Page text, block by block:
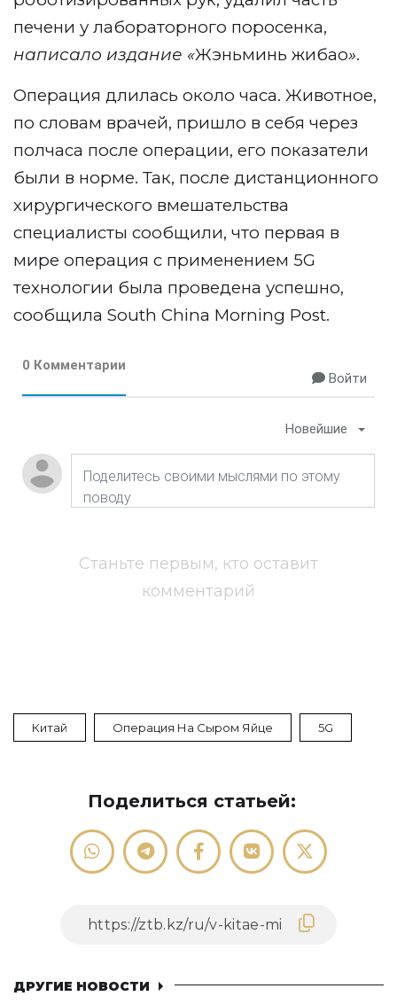
печени у лабораторного поросенка,
написало издание «Жэньминь жибао».
Операция длилась около часа. Животное,
по словам врачей, пришло в себя через
полчаса после операции, его показатели
были в норме. Так, после дистанционного
хирургического вмешательства
специалисты сообщили, что первая в
мире операция с применением 5G
технологии была проведена успешно,
сообщила South China Morning Post.
0 Комментарии
Войти
Новейшие
Станьте первым, кто оставит
комментарий
Китай Операция На Сыром Яйце 5G
Поделиться статьей:
ДРУГИЕ НОВОСТИ